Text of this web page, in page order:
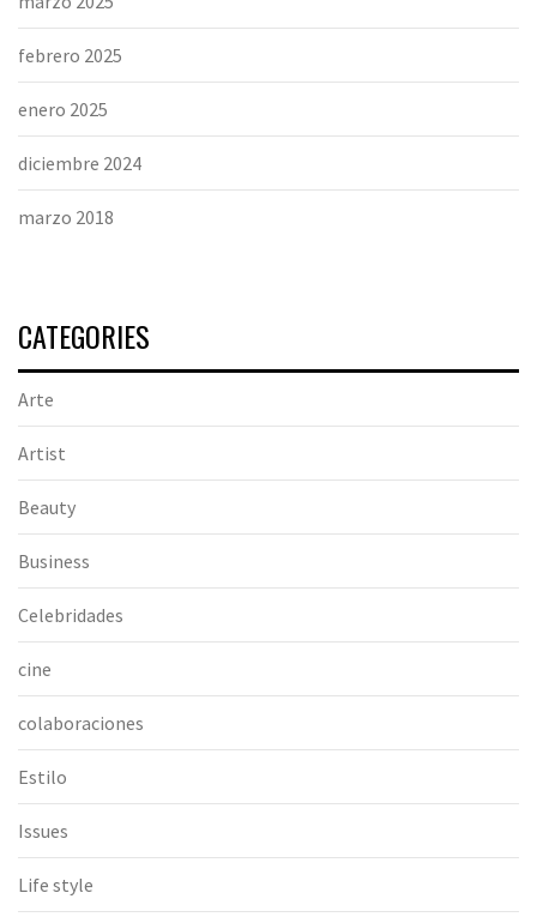
febrero 2025
enero 2025
diciembre 2024
marzo 2018
CATEGORIES
Arte
Artist
Beauty
Business
Celebridades
cine
colaboraciones
Estilo
Issues
Life style